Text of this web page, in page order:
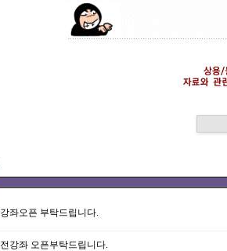
강좌오픈 부탁드립니다.
전강좌 오픈부탁드립니다.